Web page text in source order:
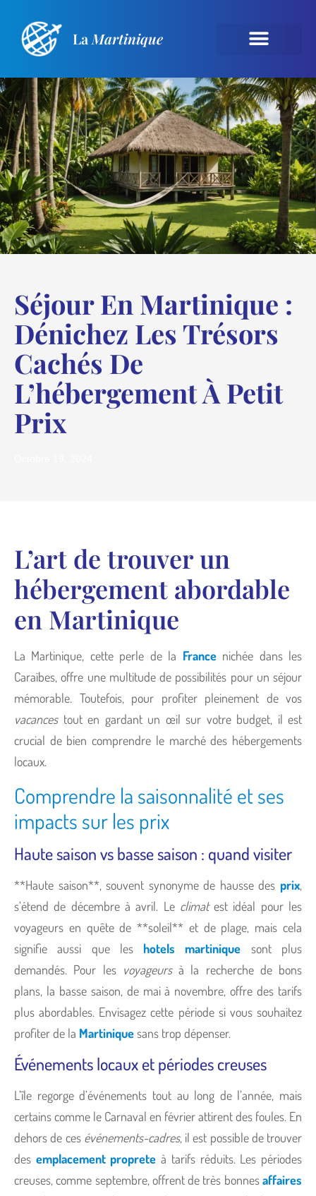
La Martinique
Séjour En Martinique :
Dénichez Les Trésors
Cachés De
L’hébergement À Petit
Prix
L’art de trouver un
hébergement abordable
en Martinique
La Martinique, cette perle de la Francenichée dans les
Caraïbes, offre une multitude de possibilités pour un séjour
mémorable. Toutefois, pour profiter pleinement de vos
vacancestout en gardant un œil sur votre budget, il est
crucial de bien comprendre le marché des hébergements
locaux.
Comprendre la saisonnalité et ses
impacts sur les prix
Haute saison vs basse saison : quand visiter
**Haute saison**, souvent synonyme de hausse des prix,
s’étend de décembre à avril. Le climatest idéal pour les
voyageurs en quête de **soleil** et de plage, mais cela
signifie aussi que les hotels martinique sont plus
demandés. Pour les voyageursà la recherche de bons
plans, la basse saison, de mai à novembre, offre des tarifs
plus abordables. Envisagez cette période si vous souhaitez
profiter de la Martiniquesans trop dépenser.
Événements locaux et périodes creuses
L’île regorge d’événements tout au long de l’année, mais
certains comme le Carnaval en février attirent des foules. En
dehors de ces événements-cadres, il est possible de trouver
des emplacement proprete à tarifs réduits. Les périodes
creuses, comme septembre, offrent de très bonnesaffaires